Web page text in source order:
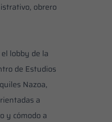
obrero
lobby de la
de Estudios
Nazoa,
a
y cómodo a